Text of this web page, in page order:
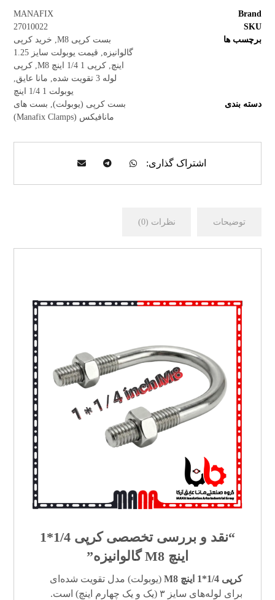
Brand
MANAFIX
SKU
27010022
برچسب ها
بست کرپی M8 , خرید کرپی
گالوانیزه
قیمت یوبولت سایز 1.25
اینچ کرپی 1 1/4 اینچ M8 , کرپی
لوله 3 تقویت شده
مانا عایق
یوبولت 1 1/4 اینچ
دسته بندی
بست کرپی (یوبولت), بست های
مانافیکس (Manafix Clamps)
توضیحات نظرات (0)
“نقد و بررسی تخصصی کرپی 1/4*1
اینچ M8 گالوانیزه”
کرپی 1/4*1 اینچ M8
(یوبولت) مدل تقویت شده‌ای
برای لوله‌های سایز ۳ (یک و یک چهارم اینچ) است.